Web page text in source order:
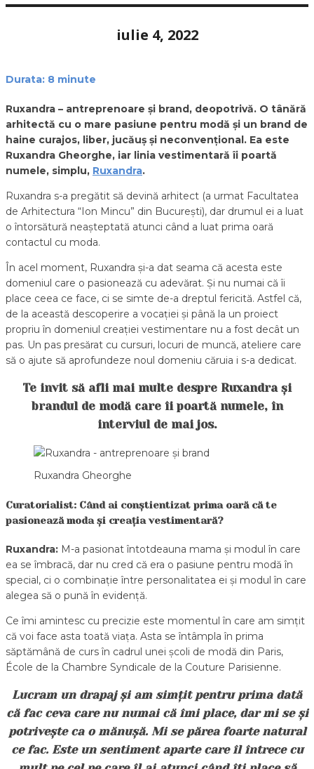
iulie 4, 2022
Durata: 8 minute
Ruxandra – antreprenoare și brand, deopotrivă. O tânără
arhitectă cu o mare pasiune pentru modă și un brand de
haine curajos, liber, jucăuș și neconvențional. Ea este
Ruxandra Gheorghe, iar linia vestimentară îi poartă
numele, simplu, Ruxandra.
Ruxandra s-a pregătit să devină arhitect (a urmat Facultatea
de Arhitectura “Ion Mincu” din București), dar drumul ei a luat
o întorsătură neașteptată atunci când a luat prima oară
contactul cu moda.
În acel moment, Ruxandra și-a dat seama că acesta este
domeniul care o pasionează cu adevărat. Și nu numai că îi
place ceea ce face, ci se simte de-a dreptul fericită. Astfel că,
de la această descoperire a vocației și până la un proiect
propriu în domeniul creației vestimentare nu a fost decât un
pas. Un pas presărat cu cursuri, locuri de muncă, ateliere care
să o ajute să aprofundeze noul domeniu căruia i s-a dedicat.
Te invit să afli mai multe despre Ruxandra și
brandul de modă care îi poartă numele, în
interviul de mai jos.
Ruxandra Gheorghe
Curatorialist: Când ai conștientizat prima oară că te
pasionează moda și creația vestimentară?
Ruxandra: M-a pasionat întotdeauna mama și modul în care
ea se îmbracă, dar nu cred că era o pasiune pentru modă în
special, ci o combinație între personalitatea ei și modul în care
alegea să o pună în evidență.
Ce îmi amintesc cu precizie este momentul în care am simțit
că voi face asta toată viața. Asta se întâmpla în prima
săptămână de curs în cadrul unei școli de modă din Paris,
École de la Chambre Syndicale de la Couture Parisienne.
Lucram un drapaj și am simțit pentru prima dată
că fac ceva care nu numai că îmi place, dar mi se și
potrivește ca o mănușă. Mi se părea foarte natural
ce fac. Este un sentiment aparte care îl întrece cu